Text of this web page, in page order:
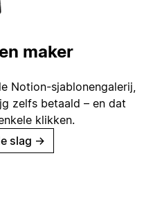
maker
Notion-sjablonengalerij,
zelfs betaald – en dat
klikken.
slag →